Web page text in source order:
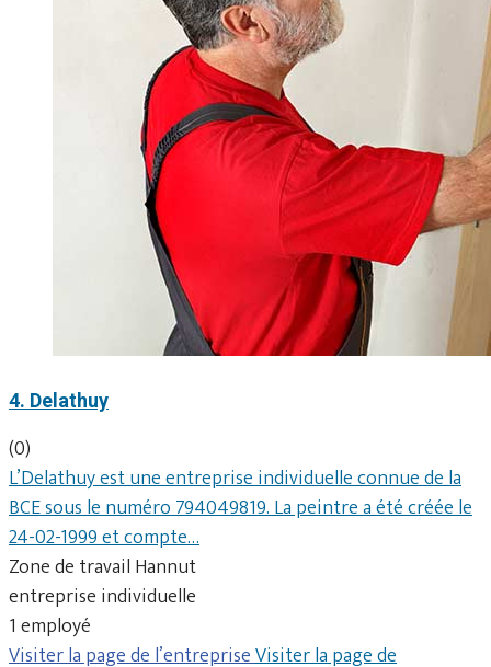
4. Delathuy
(0)
L’Delathuy est une entreprise individuelle connue de la
BCE sous le numéro 794049819. La peintre a été créée le
24-02-1999 et compte…
Zone de travail Hannut
entreprise individuelle
1 employé
Visiter la page de l’entrepriseVisiter la page de